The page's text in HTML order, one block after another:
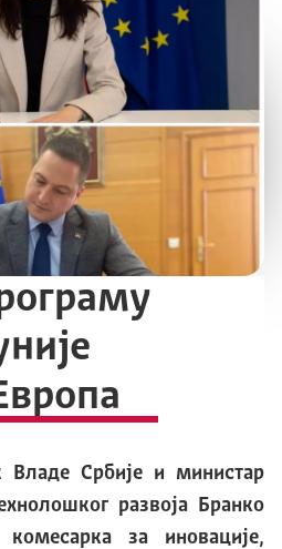
Владе Србије и министар
развоја Бранко
комесарка за иновације,